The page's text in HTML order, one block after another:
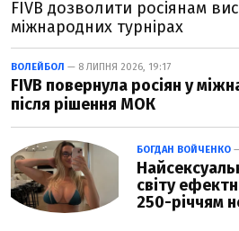
FIVB дозволити росіянам
міжнародних турнірах
ВОЛЕЙБОЛ — 8 ЛИПНЯ 2026, 19:17
FIVB повернула росіян у
після рішення МОК
БОГДАН ВОЙЧЕНКО
світу
250-річчям